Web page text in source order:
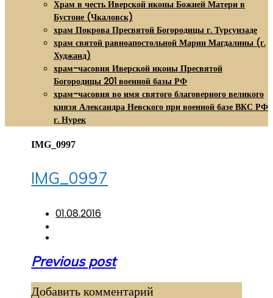
Храм в честь Иверской иконы Божией Матери в
Бустоне (Чкаловск)
храм Покрова Пресвятой Богородицы г. Турсунзаде
храм святой равноапостольной Марии Магдалины (г.
Худжанд)
храм-часовня Иверской иконы Пресвятой
Богородицы 201 военной базы РФ
храм-часовня во имя святого благоверного великого
князя Александра Невского при военной базе ВКС РФ
г. Нурек
IMG_0997
IMG_0997
01.08.2016
Навигация
записям
Previous post
Добавить комментарий